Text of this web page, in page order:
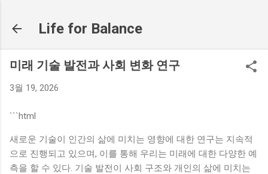
Life for Balance
미래 기술 발전과 사회 변화 연구
3월 19, 2026
```html
새로운 기술이 인간의 삶에 미치는 영향에 대한 연구는 지속적
으로 진행되고 있으며, 이를 통해 우리는 미래에 대한 다양한 예
측을 할 수 있다. 기술 발전이 사회 구조와 개인의 삶에 미치는